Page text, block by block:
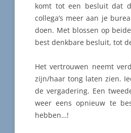
komt tot een besluit dat
collega’s meer aan je
doen. Met blossen op
best denkbare besluit, tot
Het vertrouwen neemt
zijn/haar tong laten zien.
de vergadering. Een
weer eens opnieuw te
hebben…!